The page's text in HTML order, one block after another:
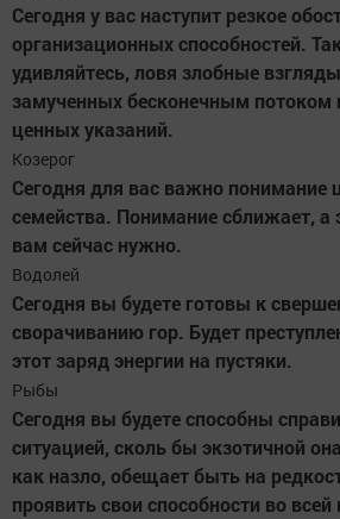
Сегодня у вас наступит резкое
организационных способностей.
удивляйтесь, ловя злобные
замученных бесконечным потоком
ценных указаний.
Козерог
Сегодня для вас важно понимание
семейства. Понимание сближает, а
вам сейчас нужно.
Водолей
Сегодня вы будете готовы к
сворачиванию гор. Будет
этот заряд энергии на пустяки.
Рыбы
Сегодня вы будете способны
ситуацией, сколь бы экзотичной
как назло, обещает быть на
проявить свои способности во